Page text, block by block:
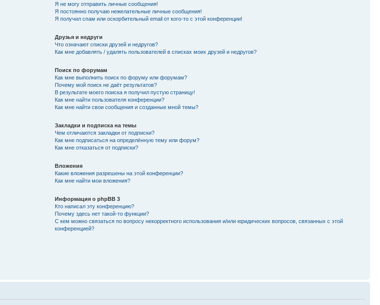
Я не могу отправить личные сообщения!
Я постоянно получаю нежелательные личные сообщения!
Я получил спам или оскорбительный email от кого-то с этой конференции!
Друзья и недруги
Что означают списки друзей и недругов?
Как мне добавлять / удалять пользователей в списках моих друзей и недругов?
Поиск по форумам
Как мне выполнить поиск по форуму или форумам?
Почему мой поиск не даёт результатов?
В результате моего поиска я получил пустую страницу!
Как мне найти пользователя конференции?
Как мне найти свои сообщения и созданные мной темы?
Закладки и подписка на темы
Чем отличаются закладки от подписки?
Как мне подписаться на определённую тему или форум?
Как мне отказаться от подписки?
Вложения
Какие вложения разрешены на этой конференции?
Как мне найти мои вложения?
Информация о phpBB 3
Кто написал эту конференцию?
Почему здесь нет такой-то функции?
С кем можно связаться по вопросу некорректного использования и/или юридических вопросов, связанных с этой
конференцией?